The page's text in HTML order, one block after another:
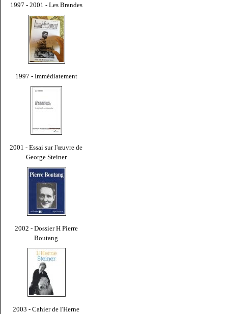
1997 - 2001 - Les Brandes
1997 - Immédiatement
2001 - Essai sur l'œuvre de
George Steiner
2002 - Dossier H Pierre
Boutang
2003 - Cahier de l'Herne